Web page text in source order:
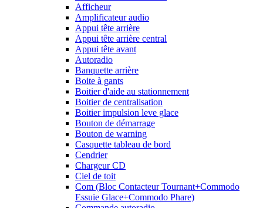
Afficheur
Amplificateur audio
Appui tête arrière
Appui tête arrière central
Appui tête avant
Autoradio
Banquette arrière
Boite à gants
Boitier d'aide au stationnement
Boitier de centralisation
Boitier impulsion leve glace
Bouton de démarrage
Bouton de warning
Casquette tableau de bord
Cendrier
Chargeur CD
Ciel de toit
Com (Bloc Contacteur Tournant+Commodo
Essuie Glace+Commodo Phare)